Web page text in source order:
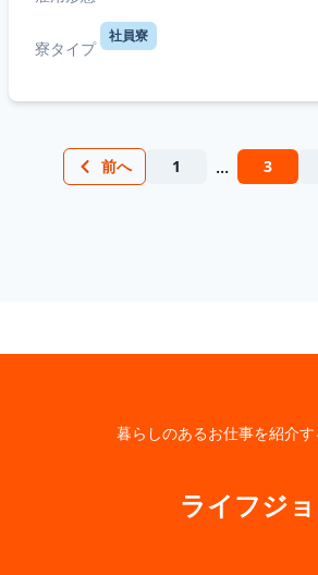
寮タイプ
社員寮
前へ 1 ... 3
暮らしのあるお仕事を紹介す
ライフジ